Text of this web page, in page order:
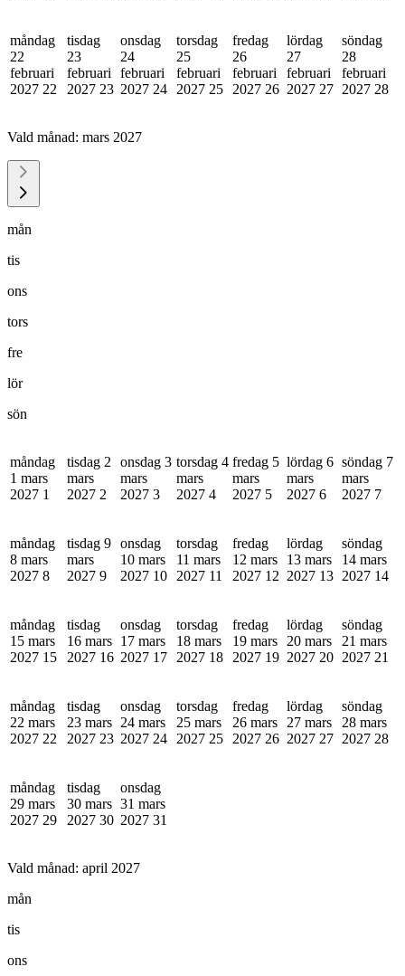
måndag
22
februari
2027 22
tisdag
23
februari
2027 23
onsdag
24
februari
2027 24
torsdag
25
februari
2027 25
fredag
26
februari
2027 26
lördag
27
februari
2027 27
söndag
28
februari
2027 28
Vald månad: mars 2027
mån
tis
ons
tors
fre
lör
sön
måndag
1 mars
2027 1
tisdag 2
mars
2027 2
onsdag 3
mars
2027 3
torsdag 4
mars
2027 4
fredag 5
mars
2027 5
lördag 6
mars
2027 6
söndag 7
mars
2027 7
måndag
8 mars
2027 8
tisdag 9
mars
2027 9
onsdag
10 mars
2027 10
torsdag
11 mars
2027 11
fredag
12 mars
2027 12
lördag
13 mars
2027 13
söndag
14 mars
2027 14
måndag
15 mars
2027 15
tisdag
16 mars
2027 16
onsdag
17 mars
2027 17
torsdag
18 mars
2027 18
fredag
19 mars
2027 19
lördag
20 mars
2027 20
söndag
21 mars
2027 21
måndag
22 mars
2027 22
tisdag
23 mars
2027 23
onsdag
24 mars
2027 24
torsdag
25 mars
2027 25
fredag
26 mars
2027 26
lördag
27 mars
2027 27
söndag
28 mars
2027 28
måndag
29 mars
2027 29
tisdag
30 mars
2027 30
onsdag
31 mars
2027 31
Vald månad: april 2027
mån
tis
ons